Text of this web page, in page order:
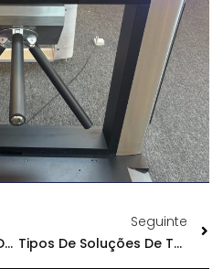
O Que É O Torniquete De Impressões Digitais?
Seguinte
Tipos De Soluções De Torniquetes